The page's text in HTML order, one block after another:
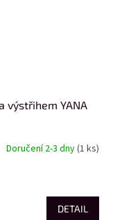
výstřihem YANA
Doručení 2-3 dny(1 ks)
DETAIL